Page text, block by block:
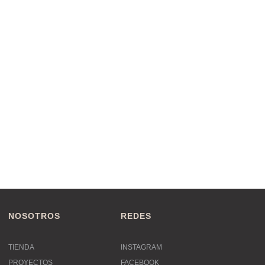
NOSOTROS
TIENDA
PROYECTOS
REDES
INSTAGRAM
FACEBOOK